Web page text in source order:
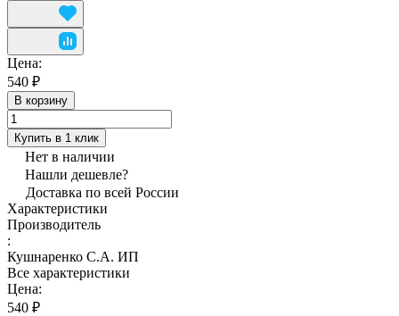
Цена:
540 ₽
В корзину
Купить в 1 клик
Нет в наличии
Нашли дешевле?
Доставка по всей России
Характеристики
Производитель
:
Кушнаренко С.А. ИП
Все характеристики
Цена:
540 ₽